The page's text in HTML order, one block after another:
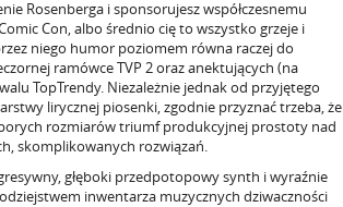
Rosenberga i sponsorujesz współczesnemu
Con, albo średnio cię to wszystko grzeje i
niego humor poziomem równa raczej do
ramówce TVP 2 oraz anektujących (na
TopTrendy. Niezależnie jednak od przyjętego
lirycznej piosenki, zgodnie przyznać trzeba, że
rozmiarów triumf produkcyjnej prostoty nad
skomplikowanych rozwiązań.
głęboki przedpotopowy synth i wyraźnie
inwentarza muzycznych dziwaczności